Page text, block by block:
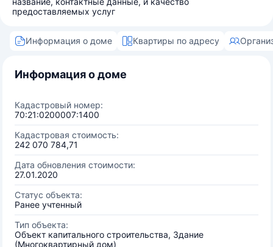
предоставляемых услуг
Информация о доме Квартиры по адресу
Информация о доме
Кадастровый номер:
70:21:0200007:1400
Кадастровая стоимость:
242 070 784,71
Дата обновления стоимости:
27.01.2020
Статус объекта:
Ранее учтенный
Тип объекта:
Объект капитального строительства, Здание
(Многоквартирный дом)